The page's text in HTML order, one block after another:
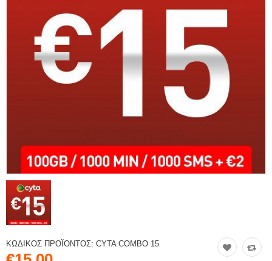
Compare
Λίστα Αγαπημένων
ΚΩΔΙΚΌΣ ΠΡΟΪΌΝΤΟΣ: CYTA COMBO 15